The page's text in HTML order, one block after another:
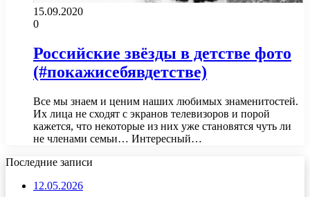
15.09.2020
0
Российские звёзды в детстве фото
(#покажисебявдетстве)
Все мы знаем и ценим наших любимых знаменитостей.
Их лица не сходят с экранов телевизоров и порой
кажется, что некоторые из них уже становятся чуть ли
не членами семьи… Интересный…
Последние записи
12.05.2026